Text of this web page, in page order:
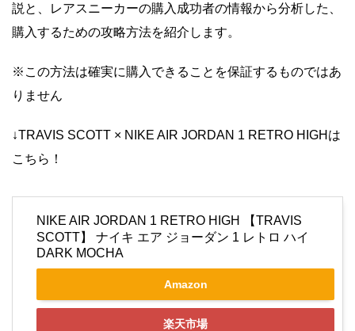
説と、レアスニーカーの購入成功者の情報から分析した、
購入するための攻略方法を紹介します。
※この方法は確実に購入できることを保証するものではあ
りません
↓TRAVIS SCOTT × NIKE AIR JORDAN 1 RETRO HIGHは
こちら！
NIKE AIR JORDAN 1 RETRO HIGH 【TRAVIS
SCOTT】 ナイキ エア ジョーダン 1 レトロ ハイ
DARK MOCHA
Amazon
楽天市場